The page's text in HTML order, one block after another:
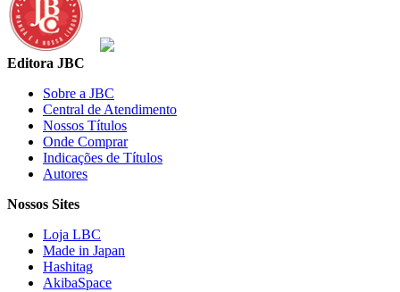
Editora JBC
Sobre a JBC
Central de Atendimento
Nossos Títulos
Onde Comprar
Indicações de Títulos
Autores
Nossos Sites
Loja LBC
Made in Japan
Hashitag
AkibaSpace